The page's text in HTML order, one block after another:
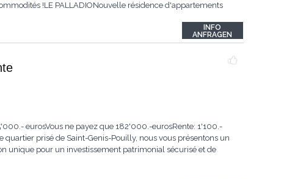
!LE PALLADIONouvelle résidence d'appartements
INFO
ANFRAGEN
eurosVous ne payez que 182'000.-eurosRente: 1'100.-
quartier prisé de Saint-Genis-Pouilly, nous vous présentons un
unique pour un investissement patrimonial sécurisé et de